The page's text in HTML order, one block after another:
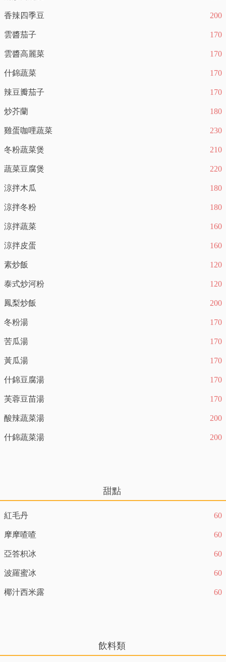
香辣四季豆 200
雲醬茄子 170
雲醬高麗菜 170
什錦蔬菜 170
辣豆瓣茄子 170
炒芥蘭 180
雞蛋咖哩蔬菜 230
冬粉蔬菜煲 210
蔬菜豆腐煲 220
涼拌木瓜 180
涼拌冬粉 180
涼拌蔬菜 160
涼拌皮蛋 160
素炒飯 120
泰式炒河粉 120
鳳梨炒飯 200
冬粉湯 170
苦瓜湯 170
黃瓜湯 170
什錦豆腐湯 170
芙蓉豆苗湯 170
酸辣蔬菜湯 200
什錦蔬菜湯 200
甜點
紅毛丹 60
摩摩喳喳 60
亞答枳冰 60
波羅蜜冰 60
椰汁西米露 60
飲料類